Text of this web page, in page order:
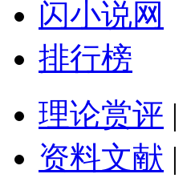
闪小说网
排行榜
理论赏评 |
资料文献 |